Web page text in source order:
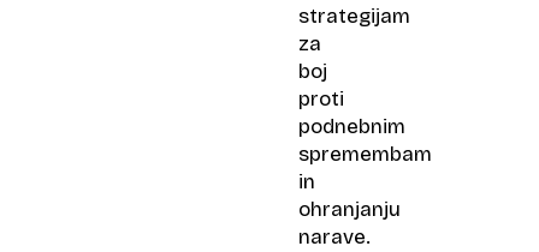
strategijam
za
boj
proti
podnebnim
spremembam
in
ohranjanju
narave.